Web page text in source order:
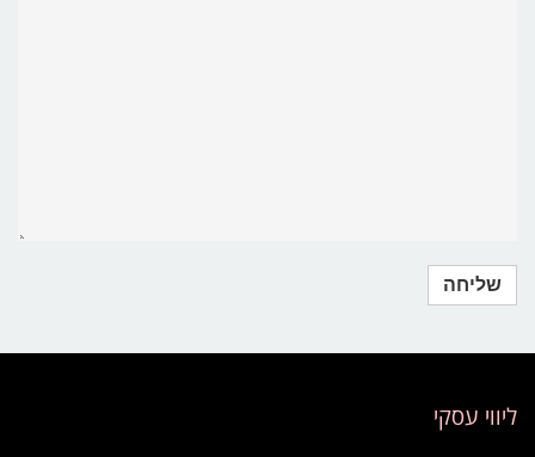
ליווי עסקי